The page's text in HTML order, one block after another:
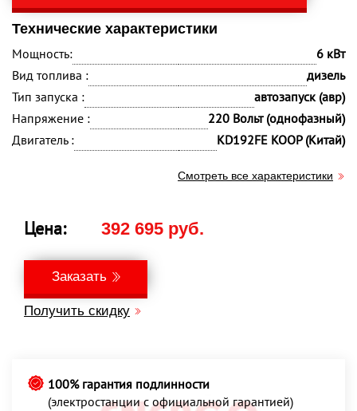
Технические характеристики
Мощность:
6 кВт
Вид топлива :
дизель
Тип запуска :
автозапуск (авр)
Напряжение :
220 Вольт (однофазный)
Двигатель :
KD192FE KOOP (Китай)
Смотреть все характеристики
Цена: 392 695 руб.
Заказать
Получить скидку
100% гарантия подлинности
(электростанции с официальной гарантией)